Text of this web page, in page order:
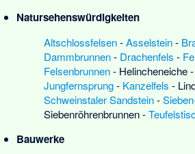
Natursehenswürdigkeiten
Altschlossfelsen-Asselstein-
Dammbrunnen- Drachenfels -
Felsenbrunnen- Helincheneiche-
Jungfernsprung- Kanzelfels -
Schweinstaler Sandstein-
Siebenröhrenbrunnen-
Bauwerke